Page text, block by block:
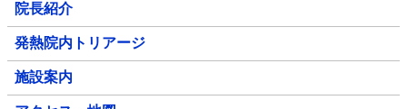
院長紹介
発熱院内トリアージ
施設案内